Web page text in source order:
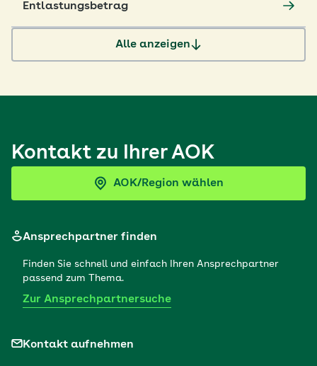
Entlastungsbetrag
Alle anzeigen
Kontakt zu Ihrer AOK
AOK/Region wählen
Ansprechpartner finden
Finden Sie schnell und einfach Ihren Ansprechpartner
passend zum Thema.
Zur Ansprechpartnersuche
Kontakt aufnehmen